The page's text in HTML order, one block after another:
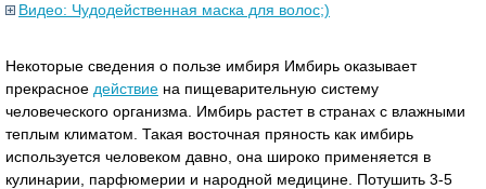
Видео: Чудодейственная маска для волос;)
Некоторые сведения о пользе имбиря Имбирь оказывает
прекрасное действие на пищеварительную систему
человеческого организма. Имбирь рaстет в странах с влaжными
теплым климатом. Такая восточная пряность как имбирь
используется человеком давно, она широко применяется в
кулинарии, парфюмерии и народной медицине. Потушить 3-5